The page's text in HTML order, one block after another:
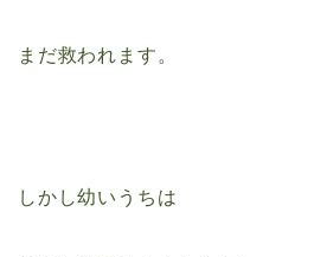
まだ救われます。
しかし幼いうちは